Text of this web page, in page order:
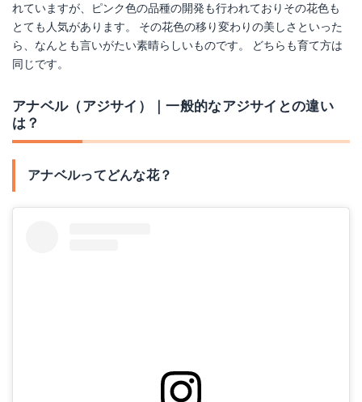
れていますが、ピンク色の品種の開発も行われておりその花色も
とても人気があります。 その花色の移り変わりの美しさといった
ら、なんとも言いがたい素晴らしいものです。 どちらも育て方は
同じです。
アナベル（アジサイ）｜一般的なアジサイとの違い
は？
アナベルってどんな花？